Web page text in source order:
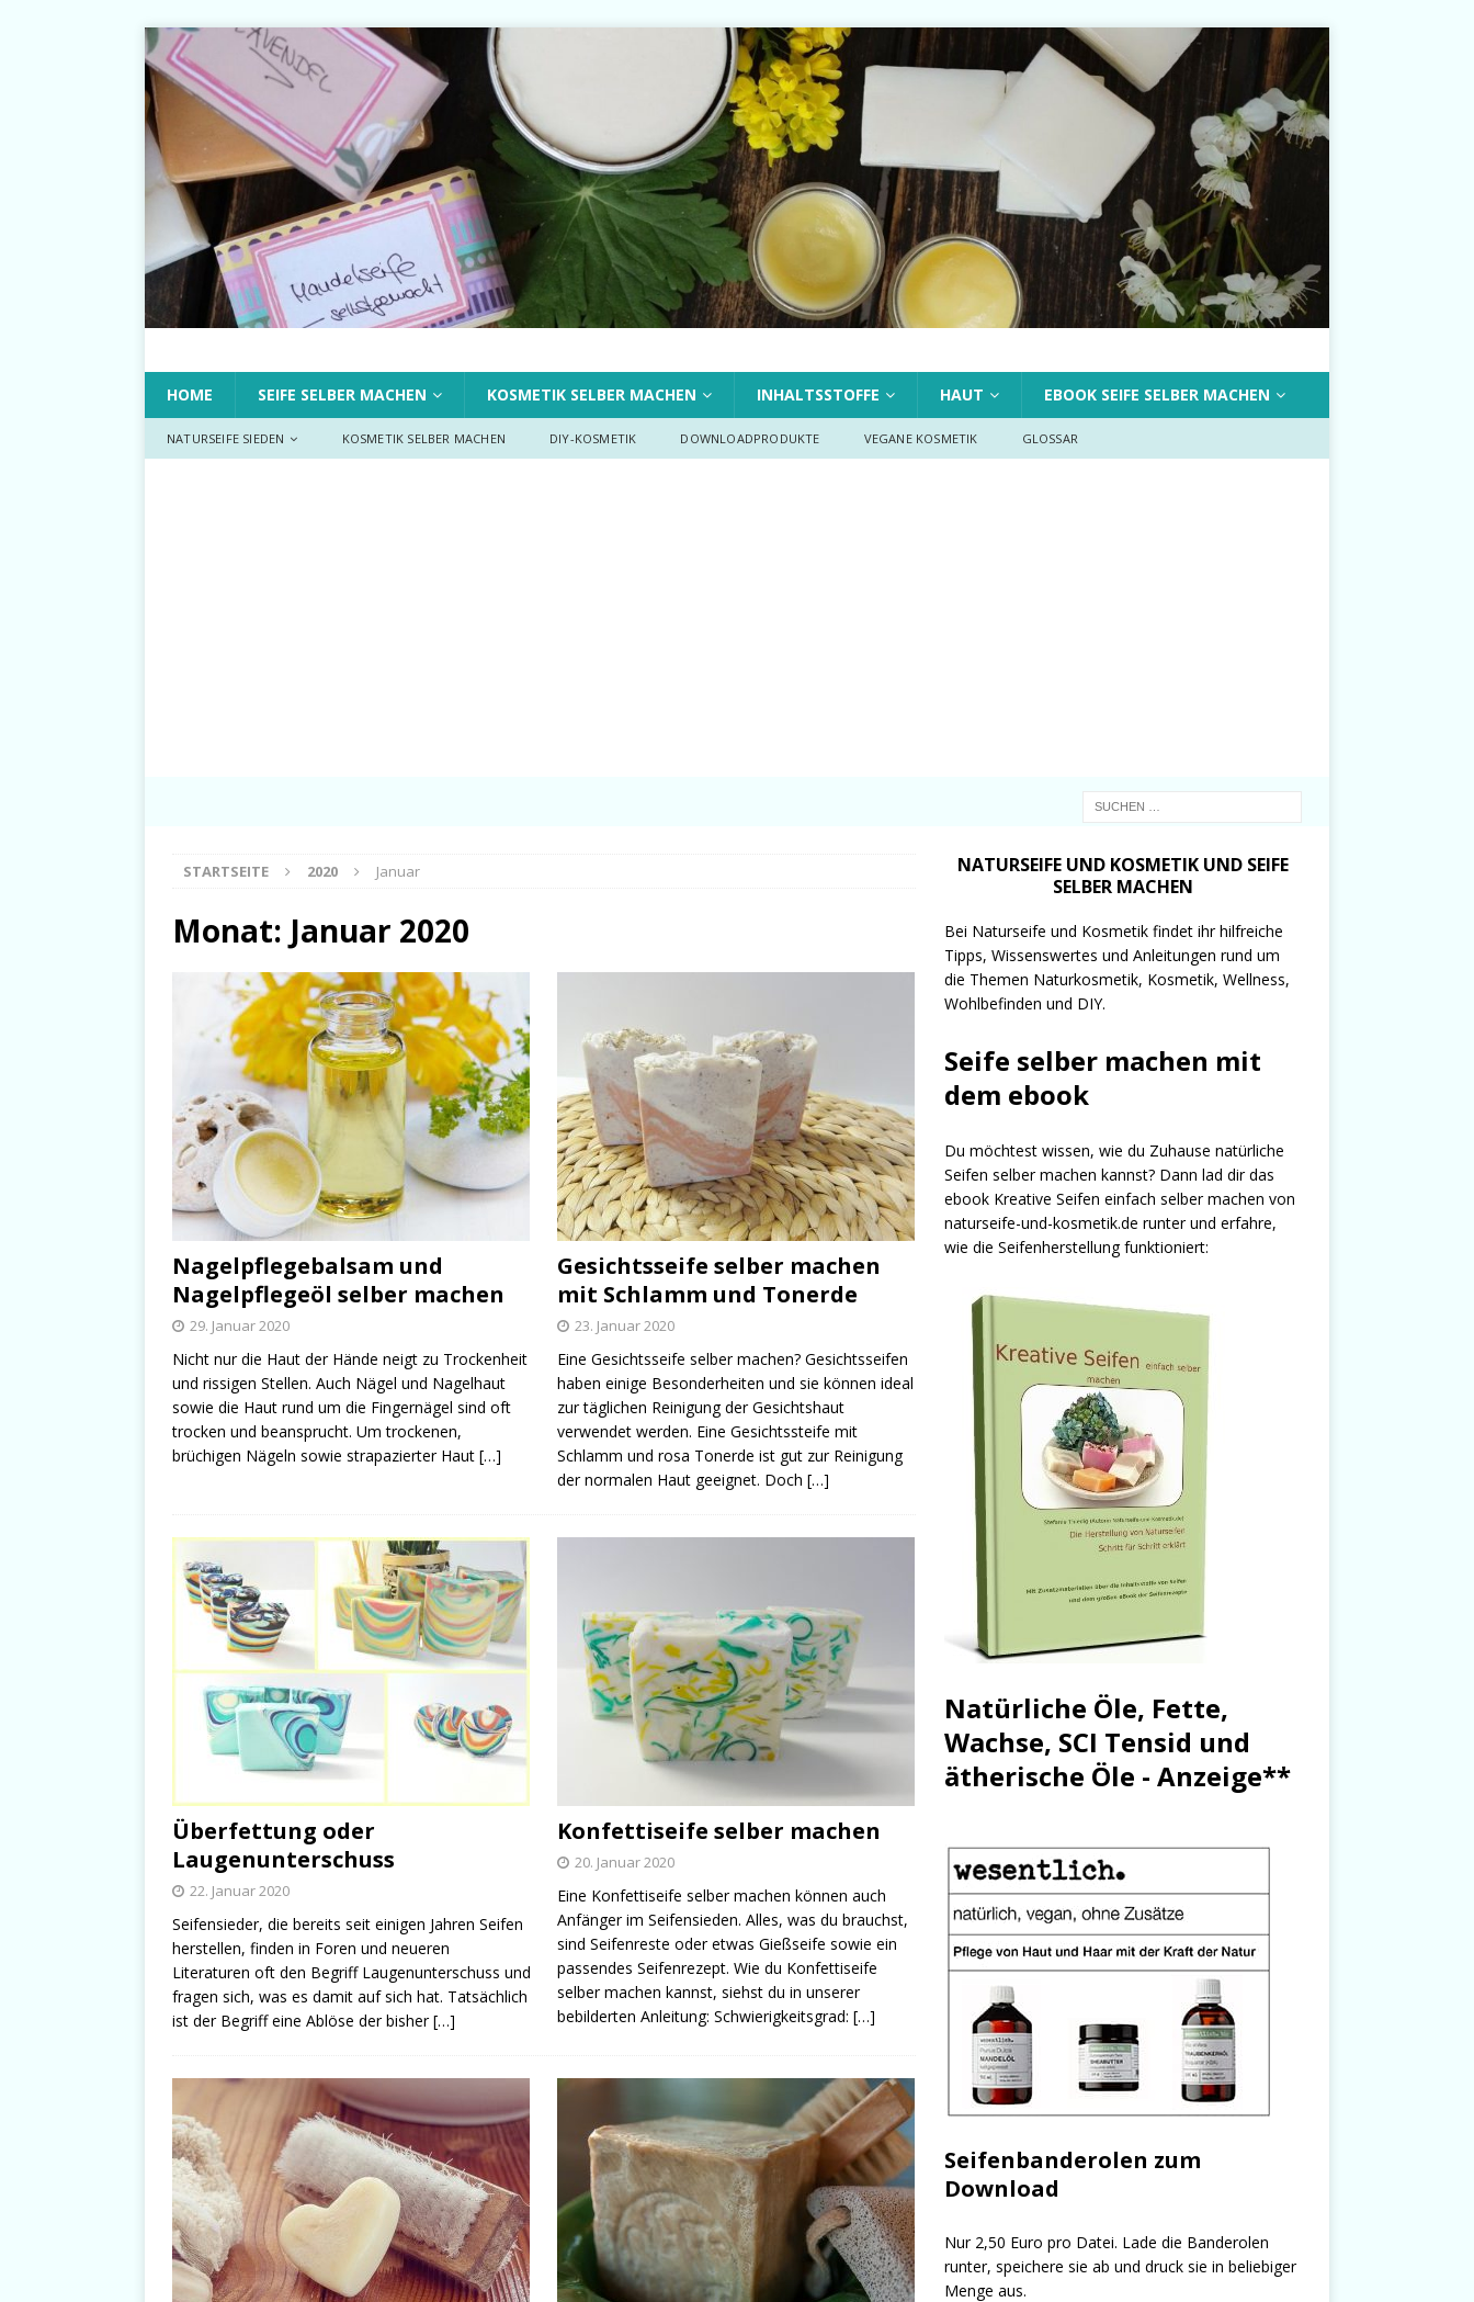
HOME SEIFE SELBER MACHEN KOSMETIK SELBER MACHEN INHALTSSTOFFE HAUT EBOOK SEIFE SELBER MACHEN
NATURSEIFE SIEDEN KOSMETIK SELBER MACHEN DIY-KOSMETIK DOWNLOADPRODUKTE VEGANE KOSMETIK GLOSSAR
STARTSEITE 2020 Januar
Monat: Januar 2020
Nagelpflegebalsam und
Nagelpflegeöl selber machen
29. Januar 2020
Nicht nur die Haut der Hände neigt zu Trockenheit
und rissigen Stellen. Auch Nägel und Nagelhaut
sowie die Haut rund um die Fingernägel sind oft
trocken und beansprucht. Um trockenen,
brüchigen Nägeln sowie strapazierter Haut […]
Gesichtsseife selber machen
mit Schlamm und Tonerde
23. Januar 2020
Eine Gesichtsseife selber machen? Gesichtsseifen
haben einige Besonderheiten und sie können ideal
zur täglichen Reinigung der Gesichtshaut
verwendet werden. Eine Gesichtssteife mit
Schlamm und rosa Tonerde ist gut zur Reinigung
der normalen Haut geeignet. Doch […]
Überfettung oder
Laugenunterschuss
22. Januar 2020
Seifensieder, die bereits seit einigen Jahren Seifen
herstellen, finden in Foren und neueren
Literaturen oft den Begriff Laugenunterschuss und
fragen sich, was es damit auf sich hat. Tatsächlich
ist der Begriff eine Ablöse der bisher[…]
Konfettiseife selber machen
20. Januar 2020
Eine Konfettiseife selber machen können auch
Anfänger im Seifensieden. Alles, was du brauchst,
sind Seifenreste oder etwas Gießseife sowie ein
passendes Seifenrezept. Wie du Konfettiseife
selber machen kannst, siehst du in unserer
bebilderten Anleitung: Schwierigkeitsgrad: […]
NATURSEIFE UND KOSMETIK UND SEIFE
SELBER MACHEN
Bei Naturseife und Kosmetik findet ihr hilfreiche
Tipps, Wissenswertes und Anleitungen rund um
die Themen Naturkosmetik, Kosmetik, Wellness,
Wohlbefinden und DIY.
Seife selber machen mit
dem ebook
Du möchtest wissen, wie du Zuhause natürliche
Seifen selber machen kannst? Dann lad dir das
ebook Kreative Seifen einfach selber machen von
naturseife-und-kosmetik.de runter und erfahre,
wie die Seifenherstellung funktioniert:
Natürliche Öle, Fette,
Wachse, SCI Tensid und
ätherische Öle - Anzeige**
Seifenbanderolen zum
Download
Nur 2,50 Euro pro Datei. Lade die Banderolen
runter, speichere sie ab und druck sie in beliebiger
Menge aus.